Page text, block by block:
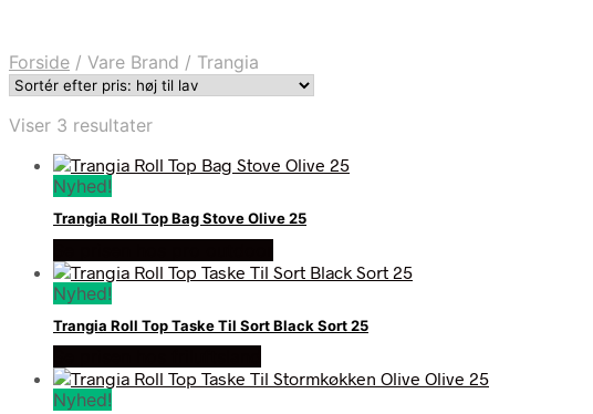
Forside / Vare Brand / Trangia
Viser 3 resultaterSorteret
pris:
til
lav
Nyhed!
Trangia Roll Top Bag Stove Olive 25
Nyhed!
Trangia Roll Top Taske Til Sort Black Sort 25
Nyhed!